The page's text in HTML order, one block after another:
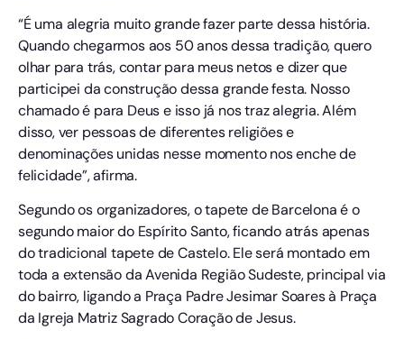
“É uma alegria muito grande fazer parte dessa história.
Quando chegarmos aos 50 anos dessa tradição, quero
olhar para trás, contar para meus netos e dizer que
participei da construção dessa grande festa. Nosso
chamado é para Deus e isso já nos traz alegria. Além
disso, ver pessoas de diferentes religiões e
denominações unidas nesse momento nos enche de
felicidade”, afirma.
Segundo os organizadores, o tapete de Barcelona é o
segundo maior do Espírito Santo, ficando atrás apenas
do tradicional tapete de Castelo. Ele será montado em
toda a extensão da Avenida Região Sudeste, principal via
do bairro, ligando a Praça Padre Jesimar Soares à Praça
da Igreja Matriz Sagrado Coração de Jesus.